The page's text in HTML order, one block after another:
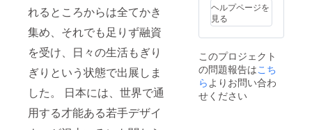
れるところからは全てかき
集め、それでも足りず融資
を受け、日々の生活もぎり
ぎりという状態で出展しま
した。 日本には、世界で通
用する才能ある若手デザイ
ヘルプページを
見る
このプロジェクト
の問題報告はこち
らよりお問い合わ
せください